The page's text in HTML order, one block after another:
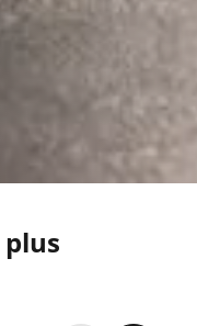
plus